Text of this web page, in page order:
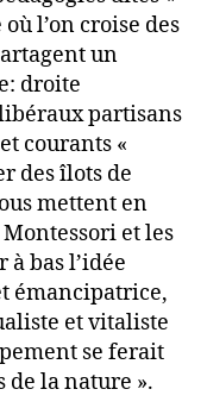
l’on croise des
un
droite
partisans
courants «
des îlots de
mettent en
et les
à bas l’idée
émancipatrice,
et vitaliste
se ferait
de la nature ».